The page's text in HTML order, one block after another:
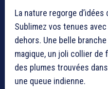
La nature regorge
Sublimez vos tenues
dehors. Une belle
magique, un joli collier de
des plumes trouvées
une queue indienne.